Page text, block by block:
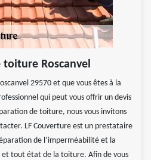
Roscanvel
29570 et que vous êtes à la
qui peut vous offrir un devis
de toiture, nous vous invitons
LF Couverture est un prestataire
de l’imperméabilité et la
tout état de la toiture. Afin de vous